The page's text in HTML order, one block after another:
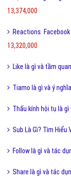
13,374,000
Reactions
13,320,000
Like là gì và tầm
Tiamo là gì và ý
Thấu kính hội tụ là
Sub Là Gì? Tìm Hiểu
Follow là gì và tác
Share là gì và tác